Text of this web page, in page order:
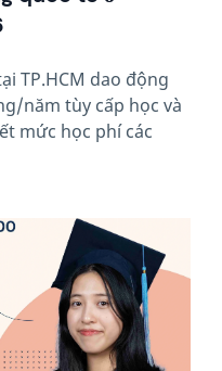
TP.HCM dao động
năm tùy cấp học và
mức học phí các